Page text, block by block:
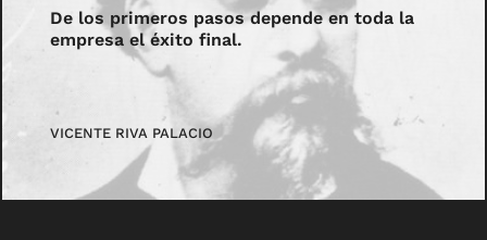
De los primeros pasos depende en toda la
empresa el éxito final.
VICENTE RIVA PALACIO